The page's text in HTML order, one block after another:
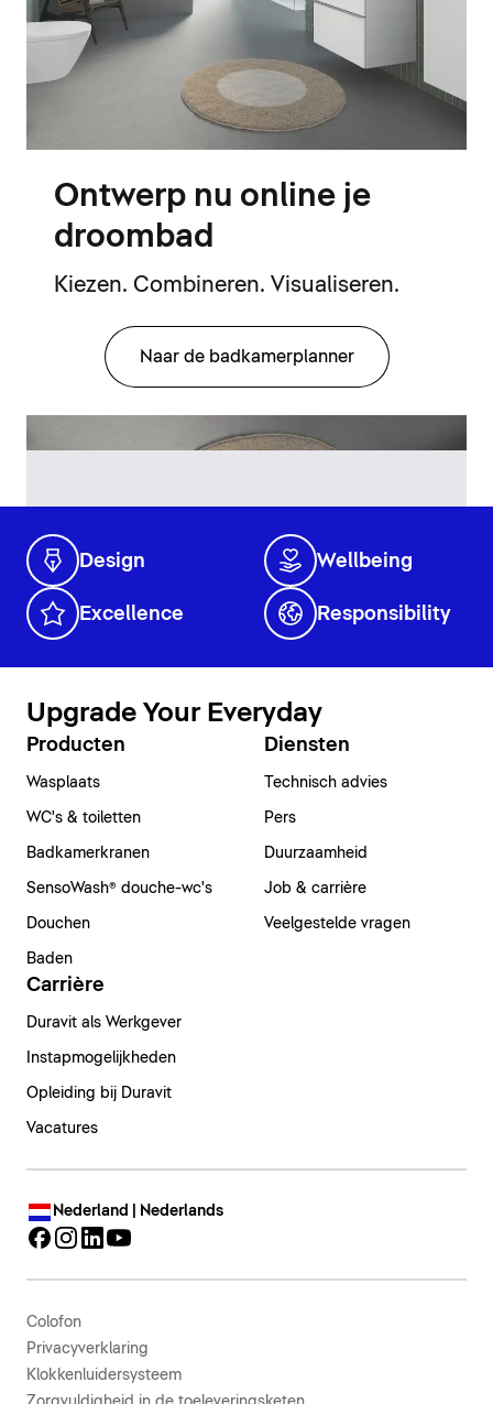
Ontwerp nu online je
droombad
Kiezen. Combineren. Visualiseren.
Naar de badkamerplanner
Design Wellbeing
Excellence Responsibility
Upgrade Your Everyday
Producten
Wasplaats
WC's & toiletten
Badkamerkranen
SensoWash® douche-wc's
Douchen
Baden
Diensten
Technisch advies
Pers
Duurzaamheid
Job & carrière
Veelgestelde vragen
Carrière
Duravit als Werkgever
Instapmogelijkheden
Opleiding bij Duravit
Vacatures
Nederland | Nederlands
Colofon
Privacyverklaring
Klokkenluidersysteem